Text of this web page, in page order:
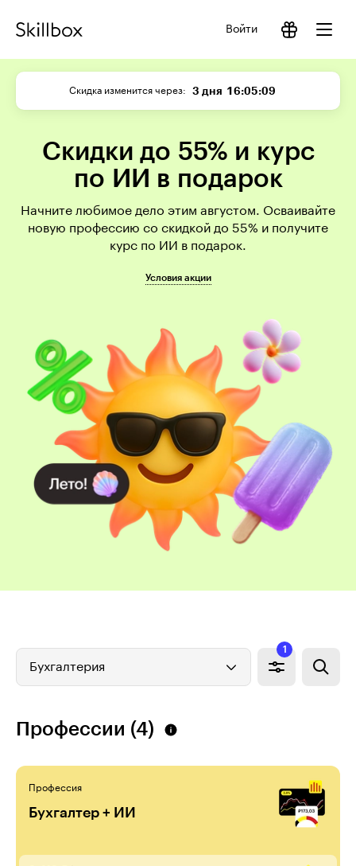
Войти
Скидка изменится через 3 дня 16:05:09
Скидки до 55% и курс
по ИИ в подарок
Начните любимое дело этим августом. Осваивайте
новую профессию со скидкой до 55% и получите
курс по ИИ в подарок.
Условия акции
Бухгалтерия
1
Профессии (4)
Профессия
Бухгалтер + ИИ